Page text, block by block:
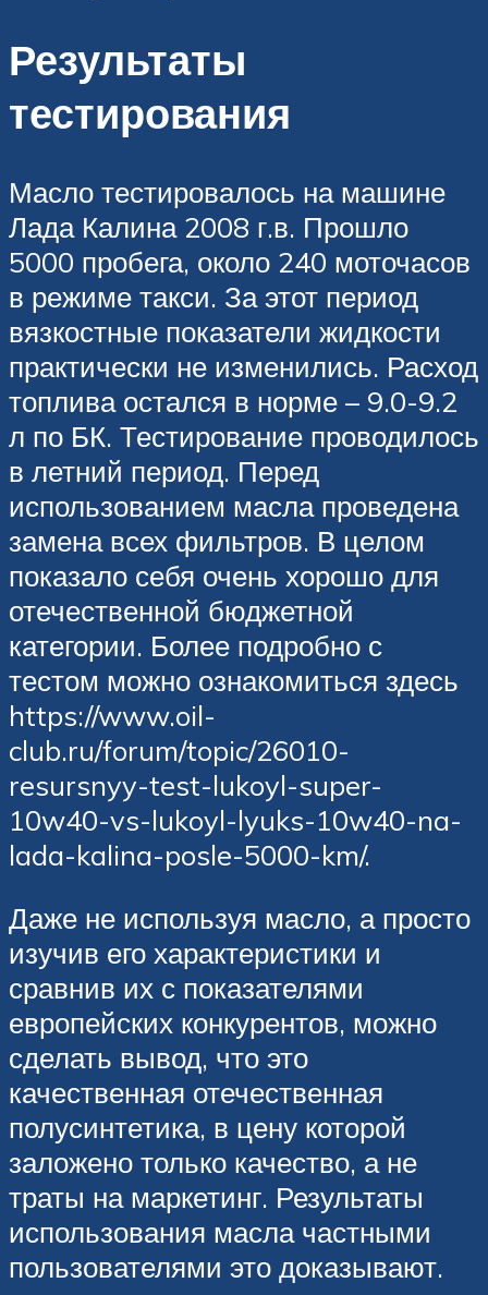
Результаты
тестирования
Масло тестировалось на машине
Лада Калина 2008 г.в. Прошло
5000 пробега, около 240 моточасов
в режиме такси. За этот период
вязкостные показатели жидкости
практически не изменились. Расход
топлива остался в норме – 9.0-9.2
л по БК. Тестирование проводилось
в летний период. Перед
использованием масла проведена
замена всех фильтров. В целом
показало себя очень хорошо для
отечественной бюджетной
категории. Более подробно с
тестом можно ознакомиться здесь
https://www.oil-
club.ru/forum/topic/26010-
resursnyy-test-lukoyl-super-
10w40-vs-lukoyl-lyuks-10w40-na-
lada-kalina-posle-5000-km/.
Даже не используя масло, а просто
изучив его характеристики и
сравнив их с показателями
европейских конкурентов, можно
сделать вывод, что это
качественная отечественная
полусинтетика, в цену которой
заложено только качество, а не
траты на маркетинг. Результаты
использования масла частными
пользователями это доказывают.